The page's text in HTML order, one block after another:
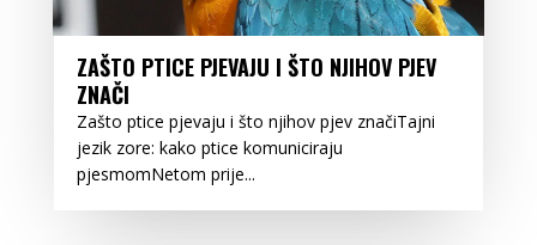
ZAŠTO PTICE PJEVAJU I ŠTO NJIHOV PJEV
ZNAČI
Zašto ptice pjevaju i što njihov pjev značiTajni
jezik zore: kako ptice komuniciraju
pjesmomNetom prije...